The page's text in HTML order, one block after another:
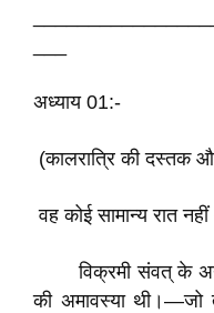
अध्याय 01:-
(कालरात्रि की दस्तक
वह कोई सामान्य रात नहीं
विक्रमी संवत् के
की अमावस्या थी।—जो